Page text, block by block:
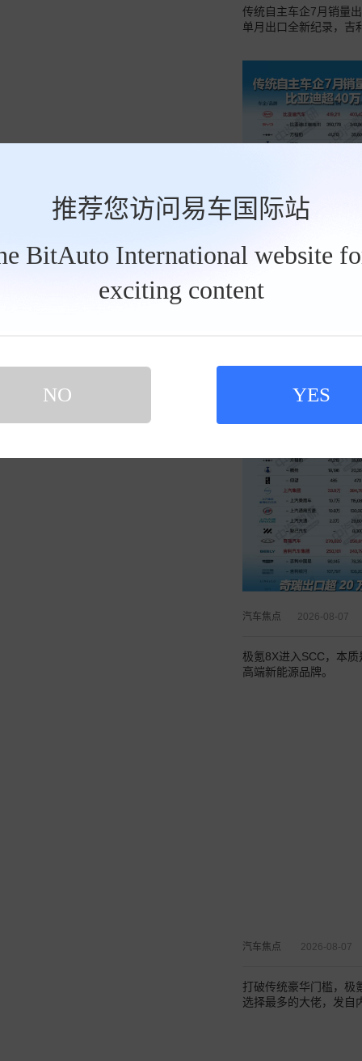
推荐您访问易车国际站
BitAuto International website
exciting content
NO YES
传统自主车企7月销量
单月出口全新纪录，吉
汽车焦点
汽车焦点 2026-08-07
极氪8X进入SCC，本
高端新能源品牌。
汽车焦点 2026-08-07
打破传统豪华门槛，极
选择最多的大佬，发自